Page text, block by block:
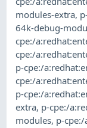
modules-extra,
64k-debug-
cpe:/
cpe:/
p-cpe:/
cpe:/
p-cpe:/
extra, p-cpe:/
modules, p-